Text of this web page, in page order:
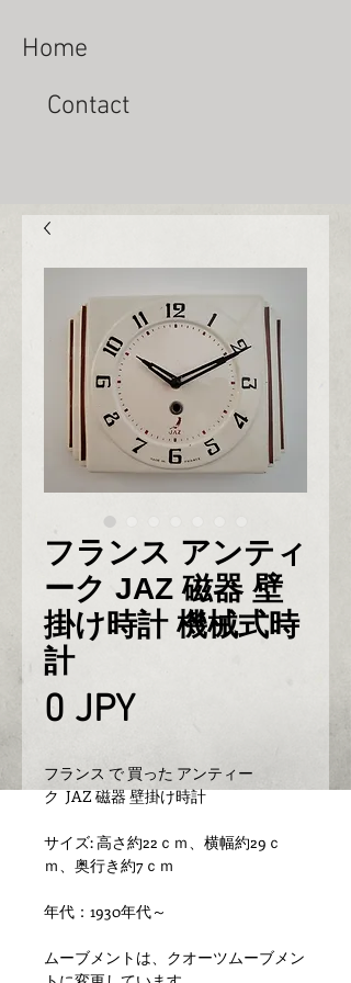
Home
Contact
フランス アンティ
ーク JAZ 磁器 壁
掛け時計 機械式時
計
0 JPYPrix
フランス で 買った アンティー
ク JAZ 磁器 壁掛け時計
サイズ: 高さ約22ｃｍ、横幅約29ｃ
ｍ、奥行き約7ｃｍ
年代：1930年代～
ムーブメントは、クオーツムーブメン